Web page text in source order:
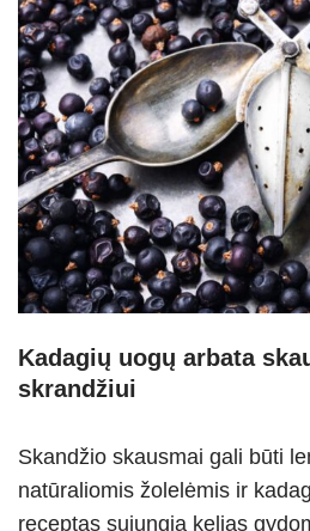
Kadagių uogų arbata
skrandžiui
Skandžio skausmai gali būti
natūraliomis žolelėmis ir
receptas sujungia kelias